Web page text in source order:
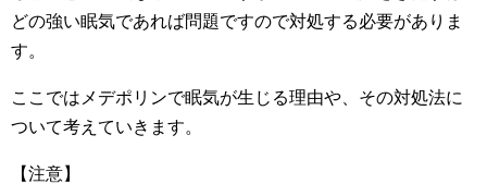
どの強い眠気であれば問題ですので対処する必要がありま
す。
ここではメデポリンで眠気が生じる理由や、その対処法に
ついて考えていきます。
【注意】